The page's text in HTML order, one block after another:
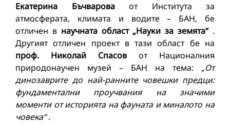
Екатерина Бъчвароваот Института за
атмосферата, климата и водите – БАН, бе
отличен в научната област „Науки за земята“.
Другият отличен проект в тази област бе на
проф. Николай Спасов от Националния
природонаучен музей – БАН на тема: „От
динозаврите до най-ранните човешки предци:
фундаментални проучвания на значими
моменти от историята на фауната и миналото на
човека“.